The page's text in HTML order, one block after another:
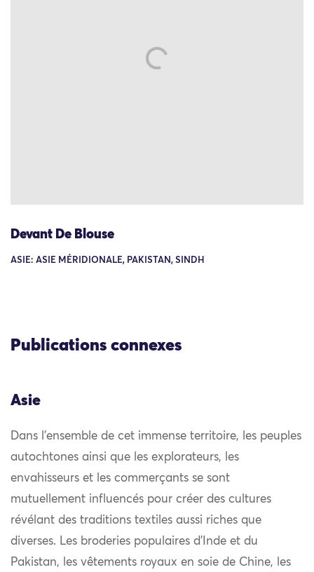
Devant De Blouse
ASIE: ASIE MÉRIDIONALE, PAKISTAN, SINDH
Publications connexes
Asie
Dans l’ensemble de cet immense territoire, les peuples
autochtones ainsi que les explorateurs, les
envahisseurs et les commerçants se sont
mutuellement influencés pour créer des cultures
révélant des traditions textiles aussi riches que
diverses. Les broderies populaires d’Inde et du
Pakistan, les vêtements royaux en soie de Chine, les